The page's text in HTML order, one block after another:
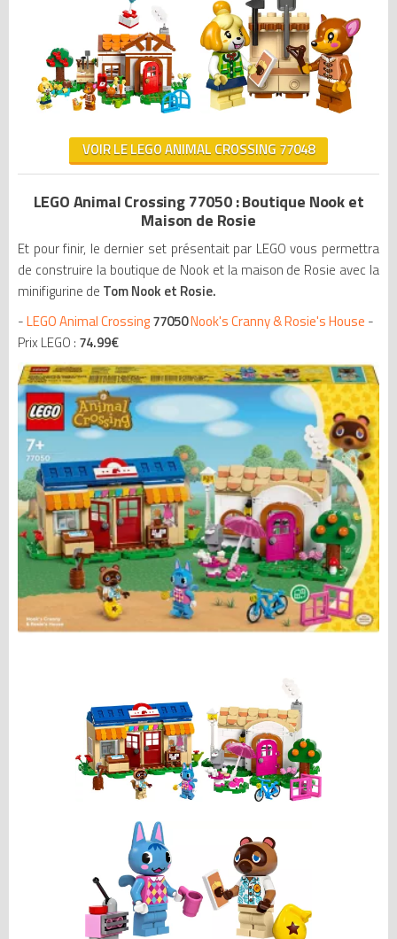
VOIR LE LEGO ANIMAL CROSSING 77048
LEGO Animal Crossing 77050 : Boutique Nook et
Maison de Rosie
Et pour finir, le dernier set présentait par LEGO vous permettra
de construire la boutique de Nook et la maison de Rosie avec la
minifigurine de Tom Nook et Rosie.
-LEGO Animal Crossing77050Nook's Cranny & Rosie's House -
Prix LEGO : 74.99€